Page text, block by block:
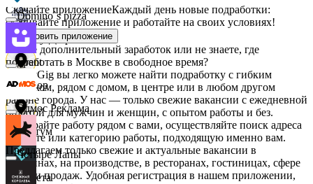
Абрау-Дюрсо
Авиор
Альтум
Аркета
Domino`s pizza
Urent
Эдмос Реклама
Четыре Лапы
Скачайте приложениеКаждый день новые подработки:
скачивайте приложение и работайте на своих условиях!
Установить приложение
Ищете дополнительный заработок или не знаете, где
подработать в Москве в свободное время?
На MyGig вы легко можете найти подработку с гибким
графиком, рядом с домом, в центре или в любом другом
районе города. У нас — только свежие вакансии с ежедневной
оплатой для мужчин и женщин, с опытом работы и без.
Выбирайте работу рядом с вами, осуществляйте поиск адреса
на карте или категорию работы, подходящую именно вам.
Предлагаем только свежие и актуальные вакансии в
магазинах, на производстве, в ресторанах, гостиницах, сфере
услуг и продаж. Удобная регистрация в нашем приложении,